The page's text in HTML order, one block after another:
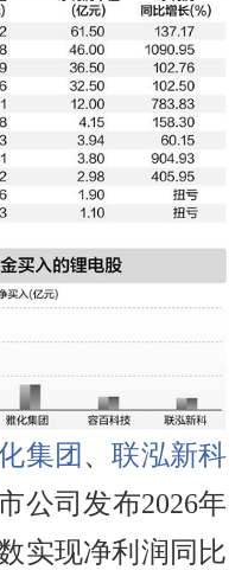
集团 、联泓新科
公司发布2026年
实现净利润同比